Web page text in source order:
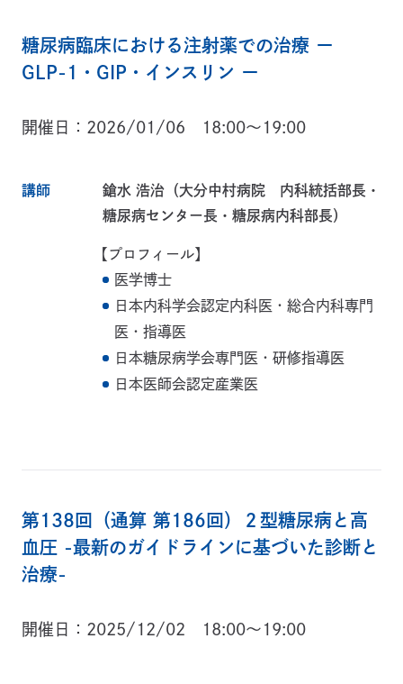
糖尿病臨床における注射薬での治療 ー
GLP-1・GIP・インスリン ー
開催日 2026/01/06 18:00～19:00
講師
鎗水 浩治（大分中村病院 内科統括部長・
糖尿病センター長・糖尿病内科部長）
【プロフィール】
医学博士
日本内科学会認定内科医・総合内科専門
医・指導医
日本糖尿病学会専門医・研修指導医
日本医師会認定産業医
第138回（通算 第186回）２型糖尿病と高
血圧 -最新のガイドラインに基づいた診断と
治療-
開催日 2025/12/02 18:00～19:00